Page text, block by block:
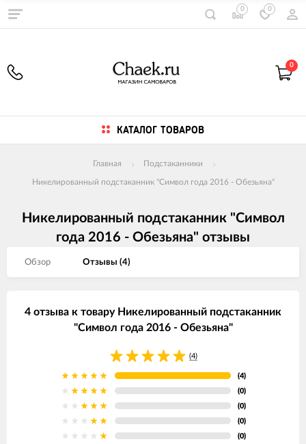
0 0
0
КАТАЛОГ ТОВАРОВ
Главная Подстаканники
Никелированный подстаканник "Символ года 2016 - Обезьяна"
Никелированный подстаканник "Символ
года 2016 - Обезьяна" отзывы
Обзор Отзывы (4)
4 отзыва к товару Никелированный подстаканник
"Символ года 2016 - Обезьяна"
(4)
(4)
(0)
(0)
(0)
(0)